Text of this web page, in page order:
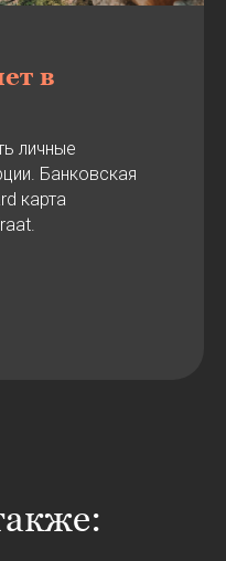
в
личные
Банковская
карта